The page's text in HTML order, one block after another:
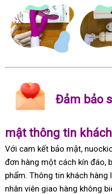
Đảm bảo
mật thông tin
Với cam kết bảo mật,
đơn hàng một cách kín đáo,
phẩm. Thông tin khách
nhân viên giao hàng không